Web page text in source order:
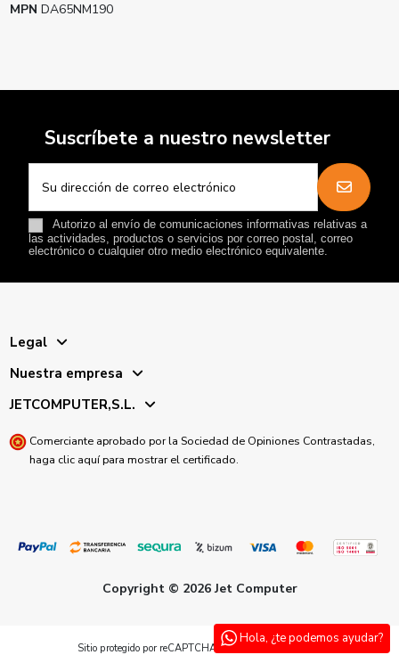
MPN DA65NM190
Suscríbete a nuestro newsletter
Autorizo al envío de comunicaciones informativas relativas a
las actividades, productos o servicios por correo postal, correo
electrónico o cualquier otro medio electrónico equivalente.
Legal
Nuestra empresa
JETCOMPUTER,S.L.
Comerciante aprobado por la Sociedad de Opiniones Contrastadas,
haga clic aquí para mostrar el certificado.
Copyright © 2026 Jet Computer
Hola, ¿te podemos ayudar?
Sitio protegido por reCAPTCHA.Privacidad - Términos